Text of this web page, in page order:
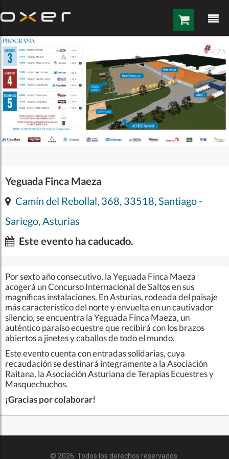
Yeguada Finca Maeza
Camín del Rebollal, 368, 33518, Santiago -
Sariego, Asturias
Este evento ha caducado.
Por sexto año consecutivo, la Yeguada Finca Maeza
acogerá un Concurso Internacional de Saltos en sus
magníficas instalaciones. En Asturias, rodeada del paisaje
más característico del norte y envuelta en un cautivador
silencio, se encuentra la Yeguada Finca Maeza, un
auténtico paraíso ecuestre que recibirá con los brazos
abiertos a jinetes y caballos de todo el mundo.
Este evento cuenta con entradas solidarias, cuya
recaudación se destinará íntegramente a la Asociación
Raitana, la Asociación Asturiana de Terapias Ecuestres y
Masquechuchos.
¡Gracias por colaborar!
© 2026. Todos los derechos reservados.